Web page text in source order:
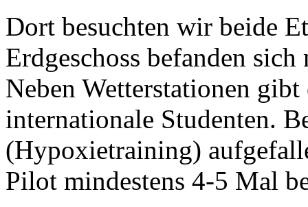
Dort besuchten wir beide
Erdgeschoss befanden
Neben Wetterstationen
internationale Studenten.
(Hypoxietraining)
Pilot mindestens 4-5 Mal